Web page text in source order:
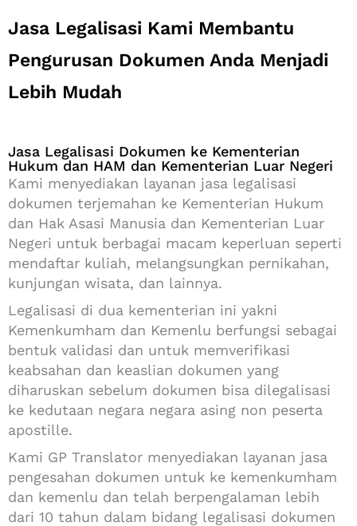
Jasa Legalisasi Kami Membantu
Pengurusan Dokumen Anda Menjadi
Lebih Mudah
Jasa Legalisasi Dokumen ke Kementerian
Hukum dan HAM dan Kementerian Luar Negeri
Kami menyediakan layanan jasa legalisasi
dokumen terjemahan ke Kementerian Hukum
dan Hak Asasi Manusia dan Kementerian Luar
Negeri untuk berbagai macam keperluan seperti
mendaftar kuliah, melangsungkan pernikahan,
kunjungan wisata, dan lainnya.
Legalisasi di dua kementerian ini yakni
Kemenkumham dan Kemenlu berfungsi sebagai
bentuk validasi dan untuk memverifikasi
keabsahan dan keaslian dokumen yang
diharuskan sebelum dokumen bisa dilegalisasi
ke kedutaan negara negara asing non peserta
apostille.
Kami GP Translator menyediakan layanan jasa
pengesahan dokumen untuk ke kemenkumham
dan kemenlu dan telah berpengalaman lebih
dari 10 tahun dalam bidang legalisasi dokumen